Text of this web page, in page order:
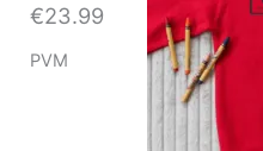
€23.99
PVM